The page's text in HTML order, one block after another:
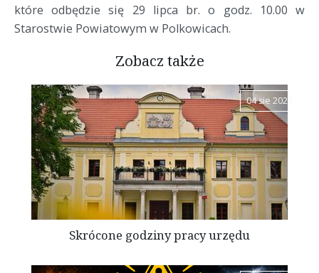
które odbędzie się 29 lipca br. o godz. 10.00 w
Starostwie Powiatowym w Polkowicach.
Zobacz także
04 sie 2026
Skrócone godziny pracy urzędu